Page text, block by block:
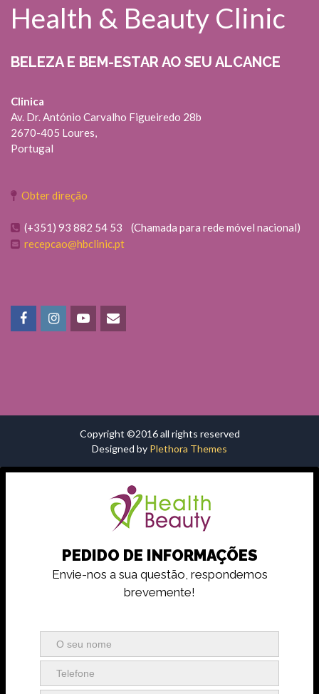
Health & Beauty Clinic
BELEZA E BEM-ESTAR AO SEU ALCANCE
Clinica
Av. Dr. António Carvalho Figueiredo 28b
2670-405 Loures,
Portugal
Obter direção
(+351) 93 882 54 53 (Chamada para rede móvel nacional)
recepcao@hbclinic.pt
Copyright ©2016 all rights reserved
Designed by Plethora Themes
PEDIDO DE INFORMAÇÕES
Envie-nos a sua questão, respondemos
brevemente!